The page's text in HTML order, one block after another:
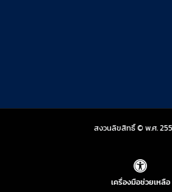
สงวนลิขสิทธิ์ © พ.ศ.
เครื่องมือช่วยเหลือ